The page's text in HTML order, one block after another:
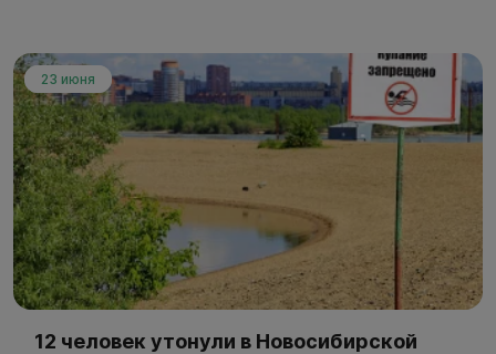
23 июня
12 человек утонули в Новосибирской